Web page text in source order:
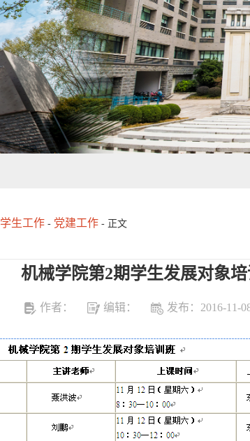
学生工作 - 党建工作 - 正文
机械学院第2期学生发展对象
作者： 编辑： 发布：2016-11-